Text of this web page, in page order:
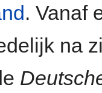
. Vanaf
na